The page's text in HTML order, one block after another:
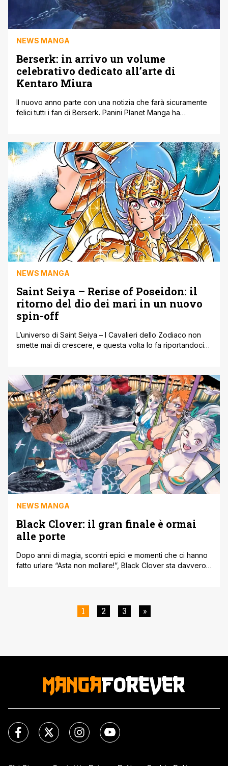
NEWS MANGA
Berserk: in arrivo un volume
celebrativo dedicato all’arte di
Kentaro Miura
Il nuovo anno parte con una notizia che farà sicuramente
felici tutti i fan di Berserk. Panini Planet Manga ha
rendere omaggio a un manga che ha segnato
profondamente intere generazioni di lettori. Per
conoscere tutti i dettagli bisognerà attendere [']
NEWS MANGA
Saint Seiya – Rerise of Poseidon: il
ritorno del dio dei mari in un nuovo
spin-off
L’universo di Saint Seiya – I Cavalieri dello Zodiaco non
smette mai di crescere, e questa volta lo fa riportandoci
Manga ha annunciato l’arrivo di Rerise of Poseidon, un
nuovo spin-off che promette di far felici i fan [']
NEWS MANGA
Black Clover: il gran finale è ormai
alle porte
Dopo anni di magia, scontri epici e momenti che ci hanno
fatto urlare “Asta non mollare!”, Black Clover sta davvero
una cosa sola, il ['] 1 2 3 »